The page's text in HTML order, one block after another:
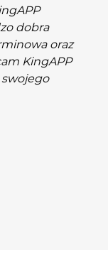
dobra
oraz
KingAPP